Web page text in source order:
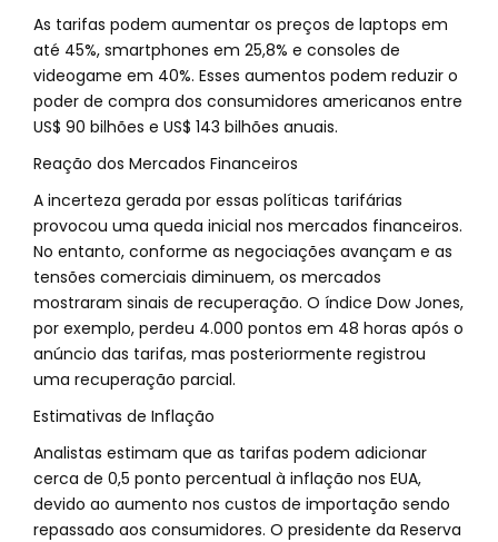
As tarifas podem aumentar os preços de laptops em
até 45%, smartphones em 25,8% e consoles de
videogame em 40%. Esses aumentos podem reduzir o
poder de compra dos consumidores americanos entre
US$ 90 bilhões e US$ 143 bilhões anuais.
Reação dos Mercados Financeiros
A incerteza gerada por essas políticas tarifárias
provocou uma queda inicial nos mercados financeiros.
No entanto, conforme as negociações avançam e as
tensões comerciais diminuem, os mercados
mostraram sinais de recuperação. O índice Dow Jones,
por exemplo, perdeu 4.000 pontos em 48 horas após o
anúncio das tarifas, mas posteriormente registrou
uma recuperação parcial.
Estimativas de Inflação
Analistas estimam que as tarifas podem adicionar
cerca de 0,5 ponto percentual à inflação nos EUA,
devido ao aumento nos custos de importação sendo
repassado aos consumidores. O presidente da Reserva